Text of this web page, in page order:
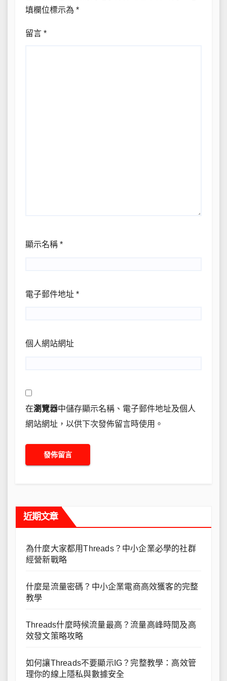
填欄位標示為 *
留言 *
顯示名稱 *
電子郵件地址 *
個人網站網址
在瀏覽器中儲存顯示名稱、電子郵件地址及個人
網站網址，以供下次發佈留言時使用。
近期文章
為什麼大家都用Threads？中小企業必學的社群
經營新戰略
什麼是流量密碼？中小企業電商高效獲客的完整
教學
Threads什麼時候流量最高？流量高峰時間及高
效發文策略攻略
如何讓Threads不要顯示IG？完整教學：高效管
理你的線上隱私與數據安全